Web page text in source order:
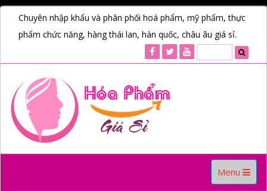
Chuyên nhập khẩu và phân phối hoá phẩm, mỹ phẩm, thực
phẩm chức năng, hàng thái lan, hàn quốc, châu âu giá sỉ.
Toggle
navigation
Menu